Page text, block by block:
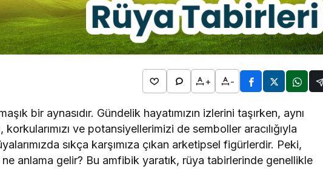
+ -
bir aynasıdır. Gündelik hayatımızın izlerini taşırken, aynı
korkularımızı ve potansiyellerimizi de semboller aracılığıyla
sıkça karşımıza çıkan arketipsel figürlerdir. Peki,
ne anlama gelir? Bu amfibik yaratık, rüya tabirlerinde genellikle